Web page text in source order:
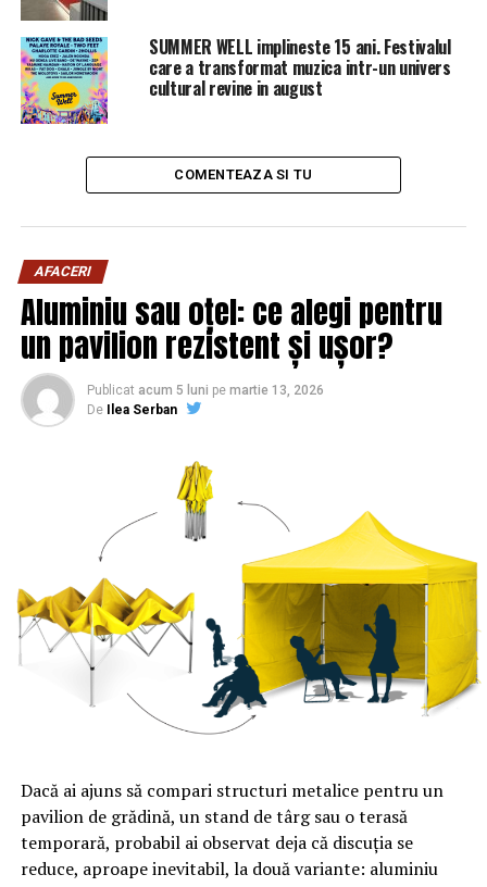
SUMMER WELL implineste 15 ani. Festivalul
care a transformat muzica intr-un univers
cultural revine in august
COMENTEAZA SI TU
AFACERI
Aluminiu sau oțel: ce alegi pentru
un pavilion rezistent și ușor?
Publicat acum 5 luni pe martie 13, 2026
De
Ilea Serban
Dacă ai ajuns să compari structuri metalice pentru un
pavilion de grădină, un stand de târg sau o terasă
temporară, probabil ai observat deja că discuția se
reduce, aproape inevitabil, la două variante: aluminiu